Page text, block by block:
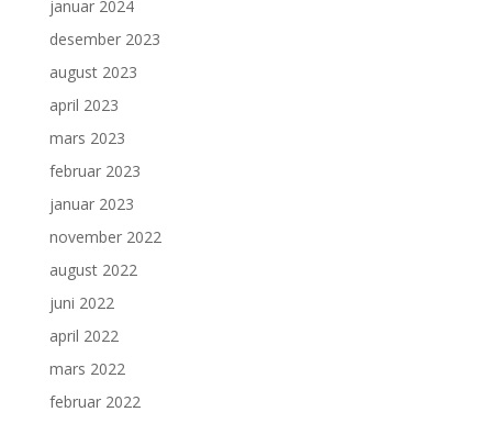
januar 2024
desember 2023
august 2023
april 2023
mars 2023
februar 2023
januar 2023
november 2022
august 2022
juni 2022
april 2022
mars 2022
februar 2022